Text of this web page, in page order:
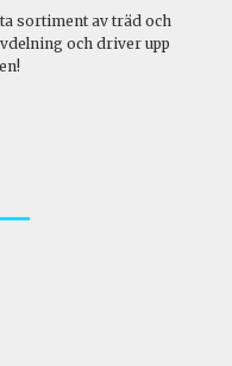
sortiment av träd och
och driver upp